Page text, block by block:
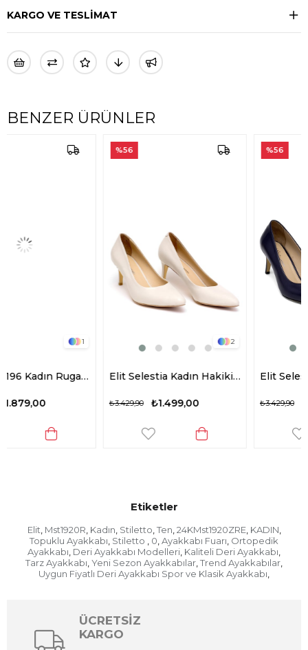
KARGO VE TESLİMAT
BENZER ÜRÜNLER
Elit ZYN4196 Kadın Rugan Stiletto Kahverengi Elit Selestia Kadın Hakiki Deri Stiletto Bej
₺1.499,00
₺3.429,90 ₺1.499,00
₺3.429,90
Etiketler
Elit, Mst1920R, Kadın, Stiletto, Ten, 24KMst1920ZRE, KADIN,
Topuklu Ayakkabı, Stiletto , 0, Ayakkabı Fuarı, Ortopedik
Ayakkabı, Deri Ayakkabı Modelleri, Kaliteli Deri Ayakkabı,
Tarz Ayakkabı, Yeni Sezon Ayakkabılar, Trend Ayakkabılar,
Uygun Fiyatlı Deri Ayakkabı Spor ve Klasik Ayakkabı,
ÜCRETSİZ
KARGO